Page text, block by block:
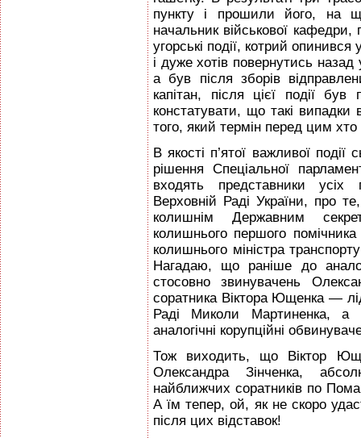
пункту і прошили його, на
начальник військової
угорські події, котрий
і дуже хотів повернутись
а був після зборів
капітан, після цієї події
констатувати, що такі
того, який термін перед цим
В якості п’ятої важливої події
рішення Спеціальної
входять представники усіх
Верховній Раді України, про
колишнім Державним
колишнього першого
колишнього міністра
Нагадаю, що раніше до
стосовно звинувачень
соратника Віктора Ющенка —
Раді Миколи Мартиненка, а
аналогічні корупційні
Тож виходить, що Віктор
Олександра Зінченка,
найближчих соратників по
А їм тепер, ой, як не скоро
після цих відставок!